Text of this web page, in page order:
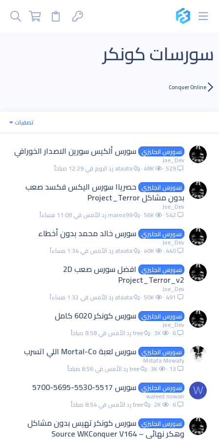
سورسات كونكر
Conquer Online
تصفيات
سورس انجليزي سورس ألكيس سورين الاصدار الخورافي
Joe_Dev
529
48K اليوم في 12:29 صباحاً ataata
سورس انجليزي حصرياا سورس اليكس فكسد صعب
بدون مشاكل Project_Terror
Joe_Dev
542
56K الأمس في 11:08 مساءاً maroo99
سورس انجليزي سورس خالد محمد بدون أخطاء
Joe_Dev
440
40K الأمس في 1:34 مساءاً ataata
سورس انجليزي افضل سورس صعب 2D
Project_Terror_v2
Joe_Dev
491
50K الأمس في 1:32 مساءاً ataata
سورس انجليزي سورس كونكر 6020 كامل
Joe_Dev
6
3K الأمس في 8:58 صباحاً tree
سورس انجليزي سورس لعبة Mortal-Co اللي اتسرب
Mstafa Mowafy
13
3K الأمس في 8:56 صباحاً tree
W سورس انجليزي سورس 5517-5530-5695-5700
waleed nowair
6
2K الأمس في 8:54 صباحاً tree
سورس انجليزي سورس كونكر تهيس بدون مشاكل
وهكر نهائى – Source WKConquer V164